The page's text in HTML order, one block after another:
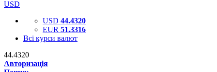
USD
USD 44.4320
EUR 51.3316
Всі курси валют
44.4320
Авторизація